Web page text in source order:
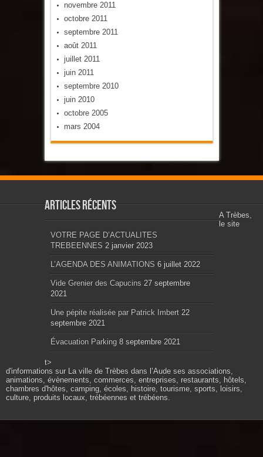
novembre 2011
octobre 2011
septembre 2011
août 2011
juillet 2011
juin 2011
septembre 2010
juin 2010
octobre 2005
mars 2004
Articles récents
VOTRE PAGE D’ACTUALITES
TREBEENNES 2 janvier 2023
L’AGENDA DES ANIMATIONS 6 juillet 2022
Vide Grenier des Capucins 27 septembre
2021
Une pépite réalisée par Patrick Imbert 22
septembre 2021
Évacuation Parking 8 septembre 2021
t>
A Trèbes,
le site
d'informations sur La ville de Trèbes dans l’Aude ses associations,
animations, évènements, commerces, entreprises, restaurants, hôtels,
chambres d'hôtes, camping, écoles, histoire, tourisme, sports, loisirs,
culture, produits locaux, trébéennes et trébéens.